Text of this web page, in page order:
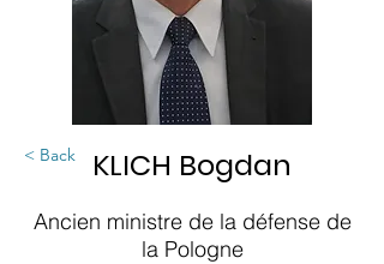
< Back KLICH Bogdan
Ancien ministre de la défense de
la Pologne